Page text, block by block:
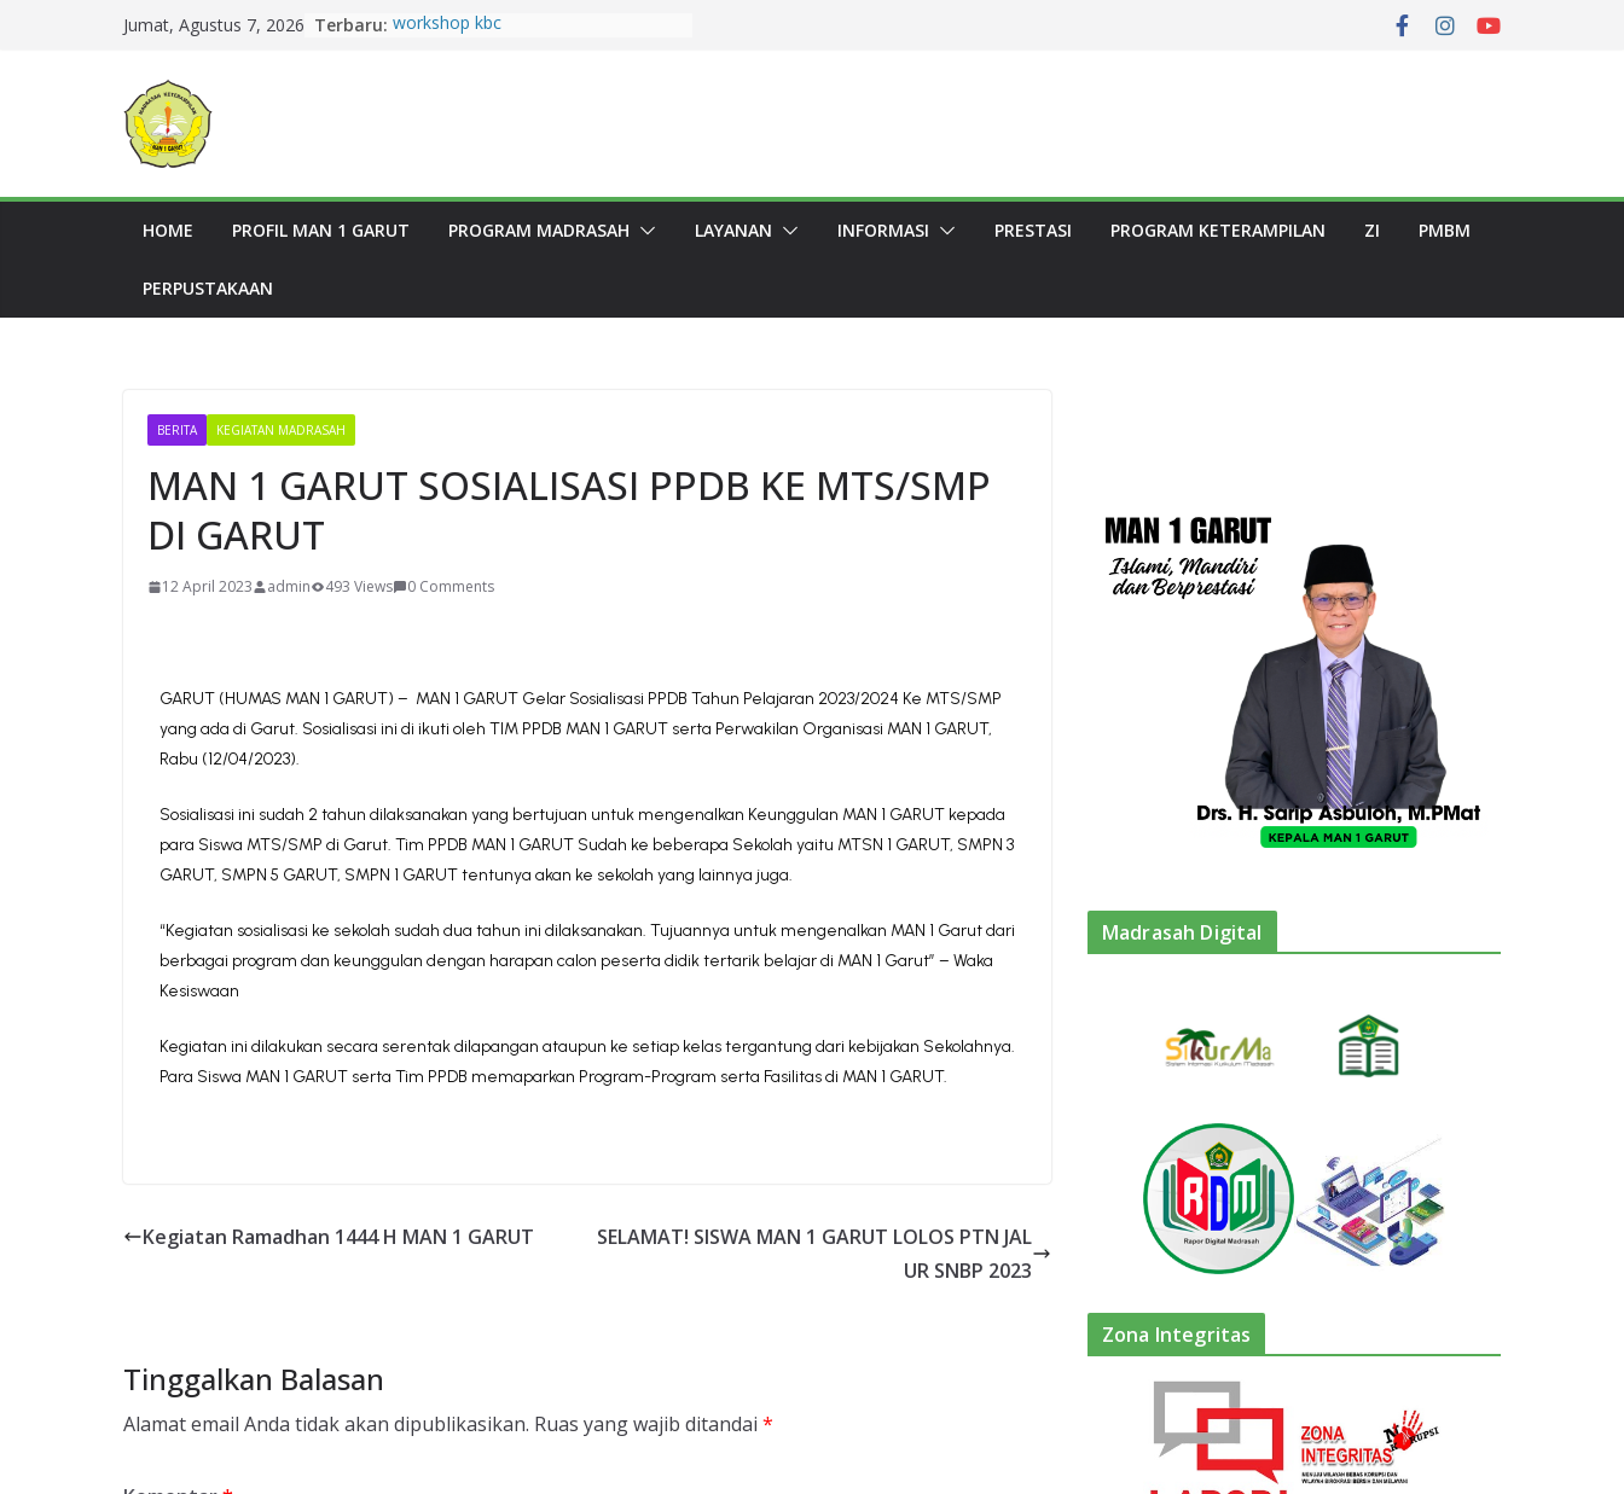
Jumat, Agustus 7, 2026 Terbaru: workshop kbc
Madrasah
Jalur SNBT 2026
Tingkat Provinsi Jawa Barat 2026
HOME PROFIL MAN 1 GARUT PROGRAM MADRASAH LAYANAN INFORMASI PRESTASI PROGRAM KETERAMPILAN ZI PMBM
PERPUSTAKAAN
BERITA KEGIATAN MADRASAH
MAN 1 GARUT SOSIALISASI PPDB KE MTS/SMP
DI GARUT
12 April 2023 admin 493 Views 0 Comments
GARUT (HUMAS MAN 1 GARUT) – MAN 1 GARUT Gelar Sosialisasi PPDB Tahun Pelajaran 2023/2024 Ke MTS/SMP
yang ada di Garut. Sosialisasi ini di ikuti oleh TIM PPDB MAN 1 GARUT serta Perwakilan Organisasi MAN 1 GARUT,
Rabu (12/04/2023).
Sosialisasi ini sudah 2 tahun dilaksanakan yang bertujuan untuk mengenalkan Keunggulan MAN 1 GARUT kepada
para Siswa MTS/SMP di Garut. Tim PPDB MAN 1 GARUT Sudah ke beberapa Sekolah yaitu MTSN 1 GARUT, SMPN 3
GARUT, SMPN 5 GARUT, SMPN 1 GARUT tentunya akan ke sekolah yang lainnya juga.
“Kegiatan sosialisasi ke sekolah sudah dua tahun ini dilaksanakan. Tujuannya untuk mengenalkan MAN 1 Garut dari
berbagai program dan keunggulan dengan harapan calon peserta didik tertarik belajar di MAN 1 Garut” – Waka
Kesiswaan
Kegiatan ini dilakukan secara serentak dilapangan ataupun ke setiap kelas tergantung dari kebijakan Sekolahnya.
Para Siswa MAN 1 GARUT serta Tim PPDB memaparkan Program-Program serta Fasilitas di MAN 1 GARUT.
Kegiatan Ramadhan 1444 H MAN 1 GARUT
SELAMAT! SISWA MAN 1 GARUT LOLOS PTN JAL
UR SNBP 2023
Tinggalkan Balasan
Alamat email Anda tidak akan dipublikasikan. Ruas yang wajib ditandai *
Madrasah Digital
Zona Integritas